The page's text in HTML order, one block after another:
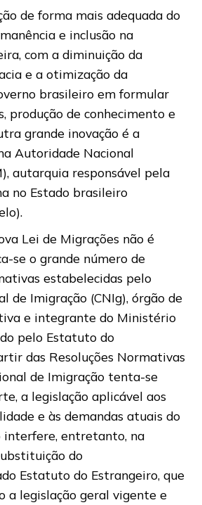
de forma mais adequada do
e inclusão na
com a diminuição da
e a otimização da
brasileiro em formular
produção de conhecimento e
grande inovação é a
Autoridade Nacional
autarquia responsável pela
no Estado brasileiro
Lei de Migrações não é
se o grande número de
estabelecidas pelo
de Imigração (CNIg), órgão de
e integrante do Ministério
pelo Estatuto do
das Resoluções Normativas
de Imigração tenta-se
a legislação aplicável aos
e às demandas atuais do
interfere, entretanto, na
do
Estatuto do Estrangeiro, que
a legislação geral vigente e